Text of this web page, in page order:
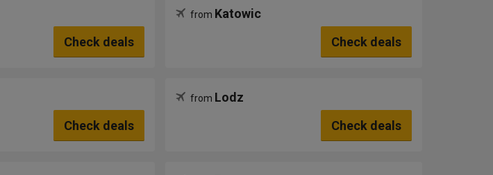
Check deals
from Katowic
Check deals
Check deals
from Lodz
Check deals